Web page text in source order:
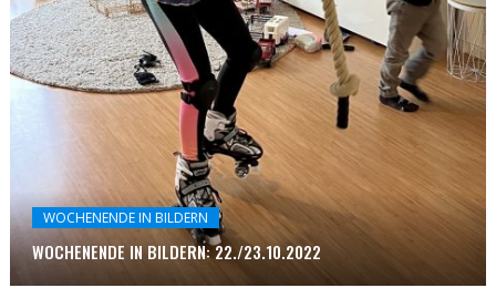
WOCHENENDE IN BILDERN
WOCHENENDE IN BILDERN: 22./23.10.2022